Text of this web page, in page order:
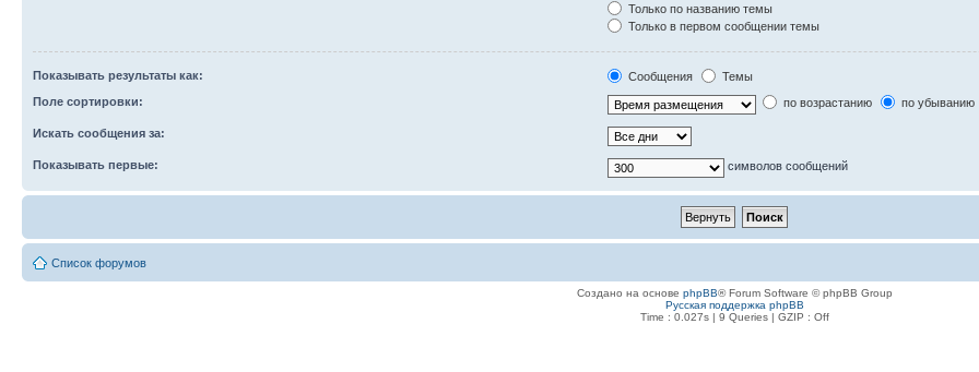
Только по названию темы
Только в первом сообщении темы
Показывать результаты как: Сообщения
Темы
Поле сортировки:
по возрастанию по убыванию
Искать сообщения за:
Показывать первые: символов сообщений
Список форумов
Создано на основе phpBB® Forum Software © phpBB Group
Русская поддержка phpBB
Time : 0.027s | 9 Queries | GZIP : Off